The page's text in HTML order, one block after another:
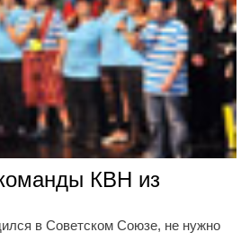
КВН из
в Советском Союзе, не нужно